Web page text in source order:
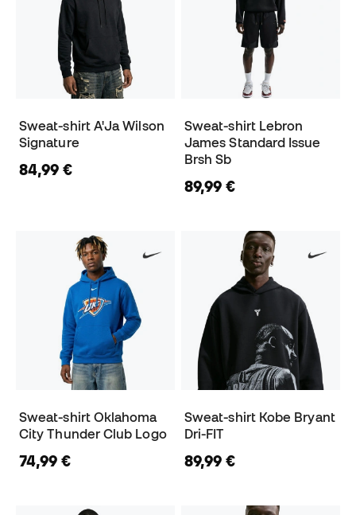
Sweat-shirt A'Ja Wilson
Signature
84,99 €
Sweat-shirt Lebron
James Standard Issue
Brsh Sb
89,99 €
Sweat-shirt Oklahoma
City Thunder Club Logo
74,99 €
Sweat-shirt Kobe Bryant
Dri-FIT
89,99 €